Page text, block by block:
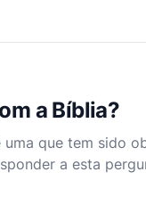
a Bíblia?
que tem sido
a esta